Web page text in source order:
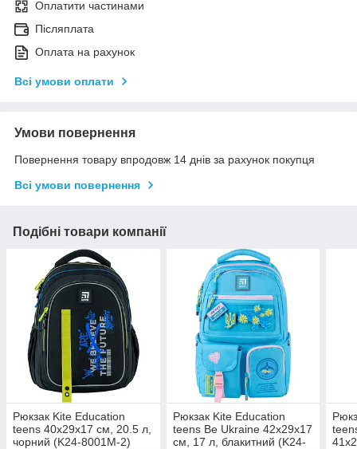
Оплатити частинами
Післяплата
Оплата на рахунок
Всі умови оплати
Умови повернення
Повернення товару впродовж 14 днів за рахунок покупця
Всі умови повернення
Подібні товари компанії
Рюкзак Kite Education
teens 40х29х17 см, 20.5 л,
чорний (K24-8001M-2)
Рюкзак Kite Education
teens Be Ukraine 42x29x17
см, 17 л, блакитний (K24-